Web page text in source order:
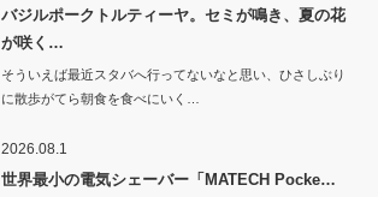
バジルポークトルティーヤ。セミが鳴き、夏の花
が咲く…
そういえば最近スタバへ行ってないなと思い、ひさしぶり
に散歩がてら朝食を食べにいく…
2026.08.1
世界最小の電気シェーバー「MATECH Pocke…